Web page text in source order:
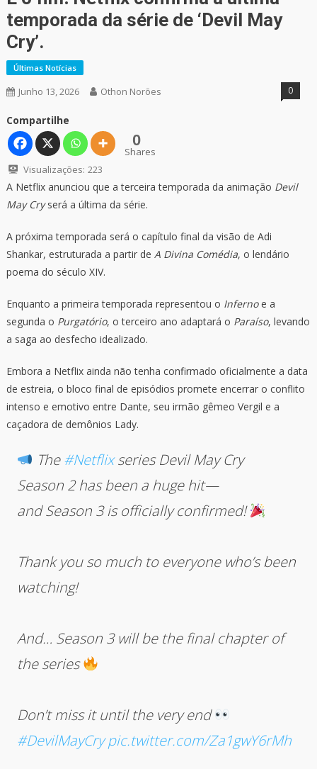
temporada da série de ‘Devil May
Cry’.
Últimas Notícias
Junho 13, 2026 Othon Norões 0
Compartilhe
0
Shares
Visualizações: 223
A Netflix anunciou que a terceira temporada da animação Devil
May Cryserá a última da série.
A próxima temporada será o capítulo final da visão de Adi
Shankar, estruturada a partir de A Divina Comédia, o lendário
poema do século XIV.
Enquanto a primeira temporada representou o Infernoe a
segunda o Purgatório, o terceiro ano adaptará o Paraíso, levando
a saga ao desfecho idealizado.
Embora a Netflix ainda não tenha confirmado oficialmente a data
de estreia, o bloco final de episódios promete encerrar o conflito
intenso e emotivo entre Dante, seu irmão gêmeo Vergil e a
caçadora de demônios Lady.
The#Netflixseries Devil May Cry
Season 2 has been a huge hit—
and Season 3 is officially confirmed!
Thank you so much to everyone who’s been
watching!
And… Season 3 will be the final chapter of
the series
Don’t miss it until the very end
#DevilMayCry pic.twitter.com/Za1gwY6rMh